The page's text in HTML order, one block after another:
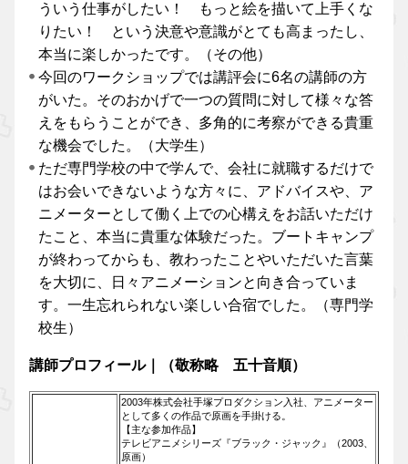
ういう仕事がしたい！ もっと絵を描いて上手くな
りたい！ という決意や意識がとても高まったし、
本当に楽しかったです。（その他）
今回のワークショップでは講評会に6名の講師の方
がいた。そのおかげで一つの質問に対して様々な答
えをもらうことができ、多角的に考察ができる貴重
な機会でした。（大学生）
ただ専門学校の中で学んで、会社に就職するだけで
はお会いできないような方々に、アドバイスや、ア
ニメーターとして働く上での心構えをお話いただけ
たこと、本当に貴重な体験だった。ブートキャンプ
が終わってからも、教わったことやいただいた言葉
を大切に、日々アニメーションと向き合っていま
す。一生忘れられない楽しい合宿でした。（専門学
校生）
講師プロフィール｜（敬称略 五十音順）
2003年株式会社手塚プロダクション入社、アニメーター
として多くの作品で原画を手掛ける。
【主な参加作品】
テレビアニメシリーズ『ブラック・ジャック』（2003、
原画）